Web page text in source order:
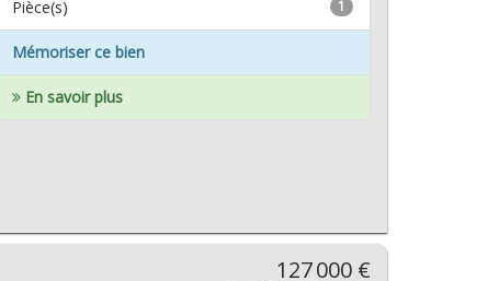
1
Pièce(s)
Mémoriser ce bien
En savoir plus
127 000 €